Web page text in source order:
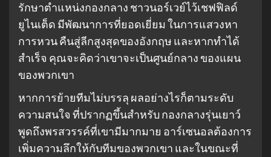
รักษาตําแหน่งกองกลาง ชาวนอร์เวย์ไว้เชฟฟิลด์
ยูไนเต็ด มีพัฒนาการที่ยอดเยี่ยม ในการแสวงหา
การหวน คืนสู่ลีกสูงสุดของอังกฤษ และหากทําได้
สําเร็จ คุณจะคิดว่าเขาจะเป็นศูนย์กลาง ของแผน
ของพวกเขา
หากการย้ายทีมไม่บรรลุ ผลอย่างไรก็ตามระดับ
ความสนใจ ที่ปรากฏขึ้นสําหรับ กองกลางรุ่นเยาว์
พูดถึงพรสวรรค์ที่เขามีมากมาย อาร์เซนอลต้องการ
เพิ่มความลึกให้กับทีมของพวกเขา และในขณะที่